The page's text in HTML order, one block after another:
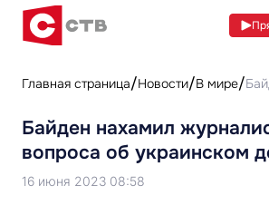
Главная страница Новости В мире
Байден нахамил
вопроса об украинском
16 июня 2023 08:58